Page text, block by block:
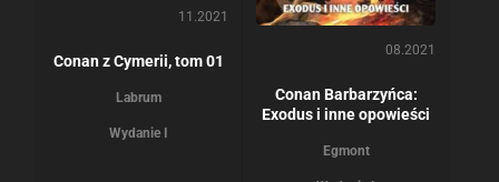
11.2021
Conan z Cymerii, tom 01
Labrum
Wydanie I
08.2021
Conan Barbarzyńca:
Exodus i inne opowieści
Egmont